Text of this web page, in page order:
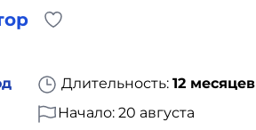
Длительность: 12 месяцев
Начало: 20 августа